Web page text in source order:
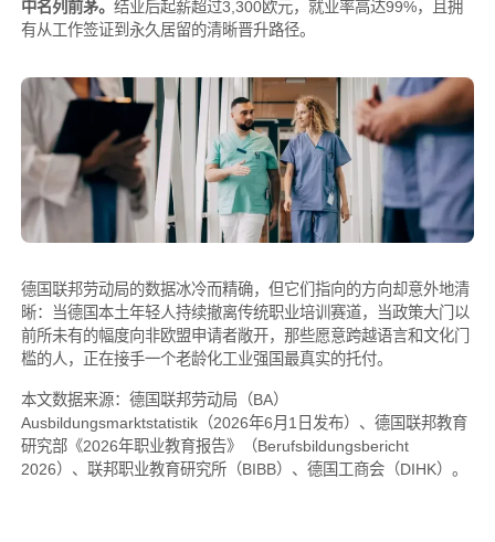
中名列前茅。结业后起薪超过3,300欧元，就业率高达99%，且拥
有从工作签证到永久居留的清晰晋升路径。
德国联邦劳动局的数据冰冷而精确，但它们指向的方向却意外地清
晰：当德国本土年轻人持续撤离传统职业培训赛道，当政策大门以
前所未有的幅度向非欧盟申请者敞开，那些愿意跨越语言和文化门
槛的人，正在接手一个老龄化工业强国最真实的托付。
本文数据来源：德国联邦劳动局（BA）
Ausbildungsmarktstatistik（2026年6月1日发布）、德国联邦教育
研究部《2026年职业教育报告》（Berufsbildungsbericht
2026）、联邦职业教育研究所（BIBB）、德国工商会（DIHK）。